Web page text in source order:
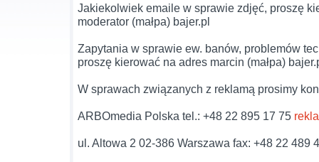
Jakiekolwiek emaile w sprawie zdjęć, proszę
moderator (małpa) bajer.pl
Zapytania w sprawie ew. banów, problemów
proszę kierować na adres marcin (małpa)
W sprawach związanych z reklamą prosimy
ARBOmedia Polska tel.: +48 22 895 17 75
ul. Altowa 2 02-386 Warszawa fax: +48 22 489